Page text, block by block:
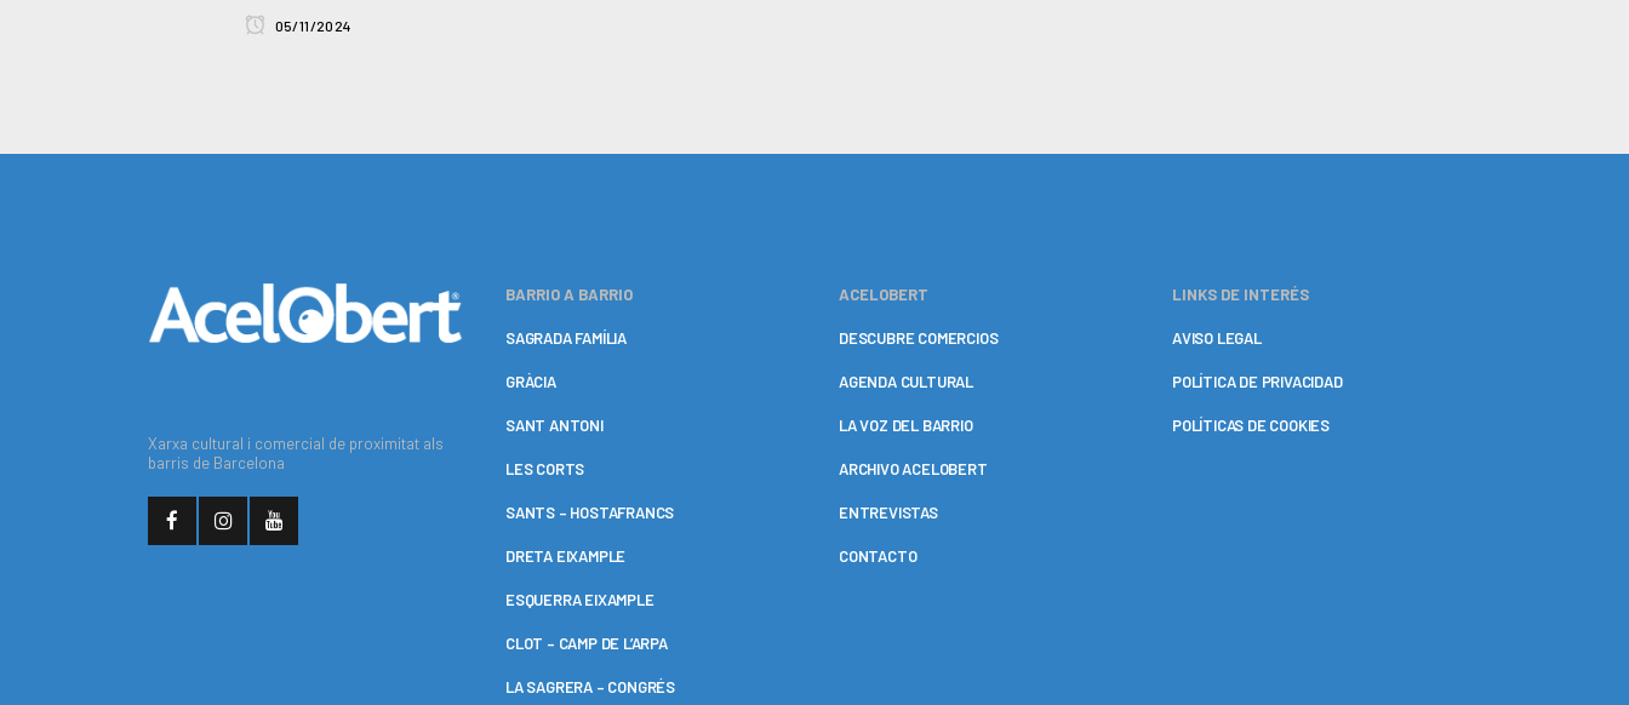
05/11/2024
Xarxa cultural i comercial de proximitat als
barris de Barcelona
BARRIO A BARRIO
SAGRADA FAMÍLIA
GRÀCIA
SANT ANTONI
LES CORTS
SANTS – HOSTAFRANCS
DRETA EIXAMPLE
ESQUERRA EIXAMPLE
CLOT – CAMP DE L’ARPA
LA SAGRERA – CONGRÉS
ACELOBERT
DESCUBRE COMERCIOS
AGENDA CULTURAL
LA VOZ DEL BARRIO
ARCHIVO ACELOBERT
ENTREVISTAS
CONTACTO
LINKS DE INTERÉS
AVISO LEGAL
POLÍTICA DE PRIVACIDAD
POLÍTICAS DE COOKIES